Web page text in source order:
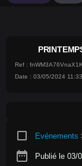
Ref :
Date : 03/05/2024 11:33
crop_square Evénements
date_range Publié le 03/